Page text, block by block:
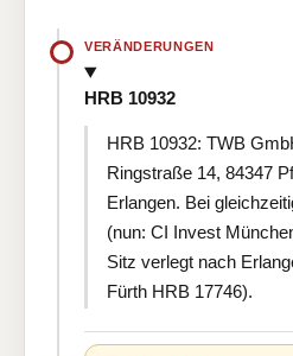
VERÄNDERUNGEN
HRB 10932
HRB 10932: TWB
Ringstraße 14, 84347
Erlangen. Bei
(nun: CI Invest
Sitz verlegt nach
Fürth HRB 17746).